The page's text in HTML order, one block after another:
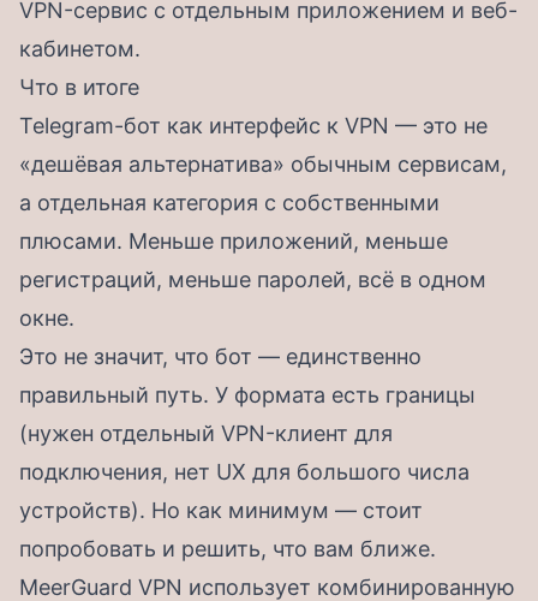
VPN-сервис с отдельным приложением и веб-
кабинетом.
Что в итоге
Telegram-бот как интерфейс к VPN — это не
«дешёвая альтернатива» обычным сервисам,
а отдельная категория с собственными
плюсами. Меньше приложений, меньше
регистраций, меньше паролей, всё в одном
окне.
Это не значит, что бот — единственно
правильный путь. У формата есть границы
(нужен отдельный VPN-клиент для
подключения, нет UX для большого числа
устройств). Но как минимум — стоит
попробовать и решить, что вам ближе.
MeerGuard VPN использует комбинированную